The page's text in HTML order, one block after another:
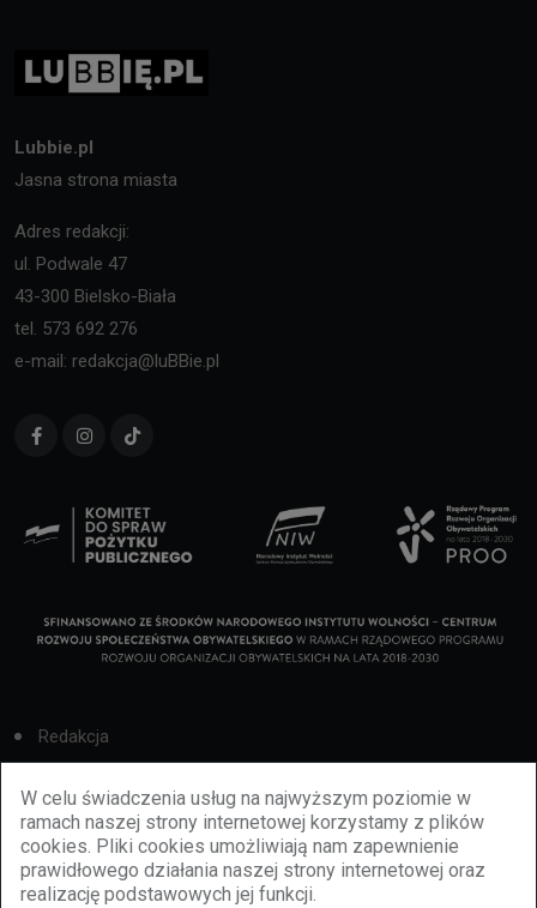
W celu świadczenia usług na najwyższym poziomie w
ramach naszej strony internetowej korzystamy z plików
cookies. Pliki cookies umożliwiają nam zapewnienie
prawidłowego działania naszej strony internetowej oraz
realizację podstawowych jej funkcji.
Lubbie.pl
Jasna strona miasta
Adres redakcji:
ul. Podwale 47
43-300 Bielsko-Biała
tel. 573 692 276
e-mail: redakcja@luBBie.pl
Redakcja
Cookies
Reklama
BBiletomania